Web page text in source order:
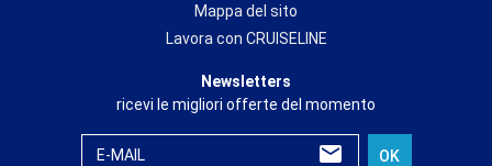
Mappa del sito
Lavora con CRUISELINE
Newsletters
ricevi le migliori offerte del momento
E-MAIL OK